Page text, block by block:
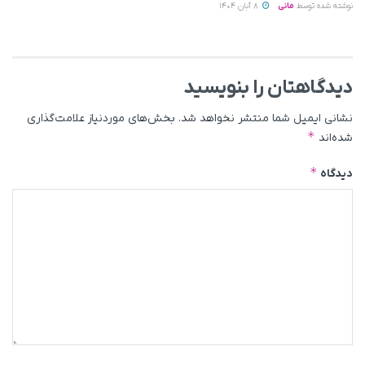
نوشته شده توسط مانی
دیدگاهتان را بنویسید
نشانی ایمیل شما منتشر نخواهد شد. بخش‌های موردنیاز علامت‌گذاری
شده‌اند *
دیدگاه *